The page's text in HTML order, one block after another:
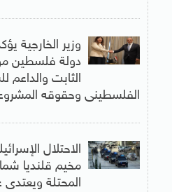
وزير الخارجية
دولة فلسطين
الثابت والداعم
الفلسطينى وحقوقه
الاحتلال
مخيم قلنديا
المحتلة